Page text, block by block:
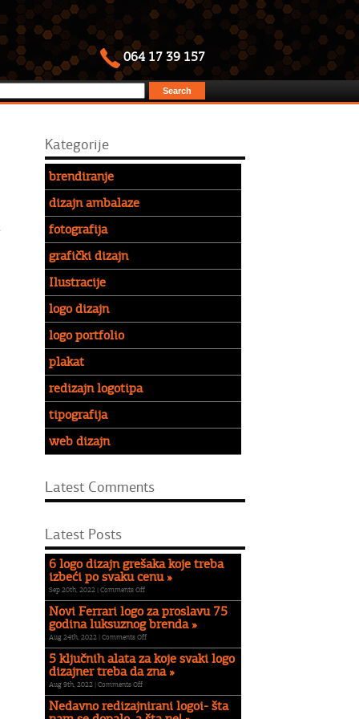
064 17 39 157
Kategorije
brendiranje
dizajn ambalaze
fotografija
grafički dizajn
Ilustracije
logo dizajn
logo portfolio
plakat
redizajn logotipa
tipografija
web dizajn
Latest Comments
Latest Posts
6 logo dizajn grešaka koje treba
izbeći po svaku cenu »
Sep 20th, 2022 |Comments Offon
6
logo
dizajn
grešaka
koje
treba
izbeći
svaku
Novi Ferrari logo za proslavu 75
godina luksuznog brenda »
Aug 24th, 2022 |Comments Offon
Novi
Ferrari
logo
proslavu
75
5 ključnih alata za koje svaki logo
dizajner treba da zna »
Aug 9th, 2022 |Comments Offon
5
ključnih
Nedavno redizajnirani logoi- šta